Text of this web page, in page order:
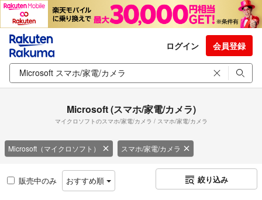
ログイン 会員登録
Microsoft (スマホ/家電/カメラ)
マイクロソフトのスマホ/家電/カメラ / スマホ/家電/カメラ
Microsoft（マイクロソフト） スマホ/家電/カメラ
販売中のみ おすすめ順 絞り込み